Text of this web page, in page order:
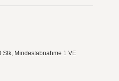
Stk, Mindestabnahme 1 VE